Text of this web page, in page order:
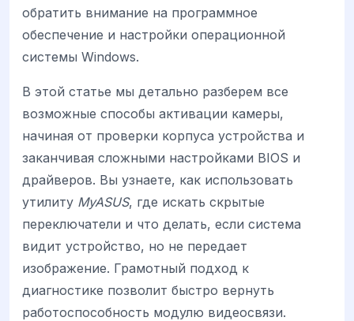
обратить внимание на программное
обеспечение и настройки операционной
системы Windows.
В этой статье мы детально разберем все
возможные способы активации камеры,
начиная от проверки корпуса устройства и
заканчивая сложными настройками BIOS и
драйверов. Вы узнаете, как использовать
утилиту MyASUS, где искать скрытые
переключатели и что делать, если система
видит устройство, но не передает
изображение. Грамотный подход к
диагностике позволит быстро вернуть
работоспособность модулю видеосвязи.